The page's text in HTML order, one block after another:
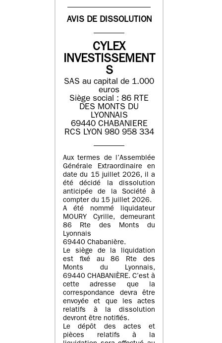
AVIS DE DISSOLUTION
CYLEX
INVESTISSEMENT
S
SAS au capital de 1.000
euros
Siège social : 86 RTE
DES MONTS DU
LYONNAIS
69440 CHABANIERE
RCS LYON 980 958 334
Aux termes de l’Assemblée
Générale Extraordinaire en
date du 15 juillet 2026, il a
été décidé la dissolution
anticipée de la Société à
compter du 15 juillet 2026.
A été nommé liquidateur
MOURY Cyrille, demeurant
86 Rte des Monts du
Lyonnais
69440 Chabanière.
Le siège de la liquidation
est fixé au 86 Rte des
Monts du Lyonnais,
69440 CHABANIÈRE. C’est à
cette adresse que la
correspondance devra être
envoyée et que les actes
relatifs à la dissolution
devront être notifiés.
Le dépôt des actes et
pièces relatifs à la